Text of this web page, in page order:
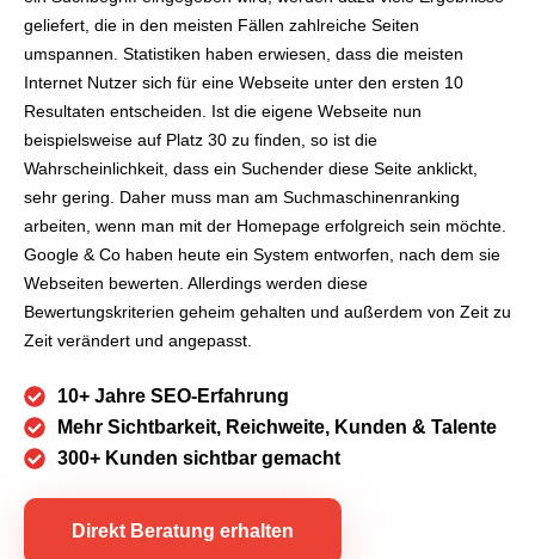
geliefert, die in den meisten Fällen zahlreiche Seiten
umspannen. Statistiken haben erwiesen, dass die meisten
Internet Nutzer sich für eine Webseite unter den ersten 10
Resultaten entscheiden. Ist die eigene Webseite nun
beispielsweise auf Platz 30 zu finden, so ist die
Wahrscheinlichkeit, dass ein Suchender diese Seite anklickt,
sehr gering. Daher muss man am Suchmaschinenranking
arbeiten, wenn man mit der Homepage erfolgreich sein möchte.
Google & Co haben heute ein System entworfen, nach dem sie
Webseiten bewerten. Allerdings werden diese
Bewertungskriterien geheim gehalten und außerdem von Zeit zu
Zeit verändert und angepasst.
10+ Jahre SEO-Erfahrung
Mehr Sichtbarkeit, Reichweite, Kunden & Talente
300+ Kunden sichtbar gemacht
Direkt Beratung erhalten